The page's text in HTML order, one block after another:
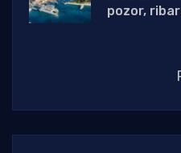
pozor,